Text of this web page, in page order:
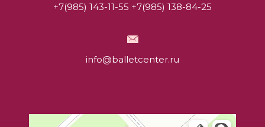
+7(985) 143-11-55 +7(985) 138-84-25
info@balletcenter.ru